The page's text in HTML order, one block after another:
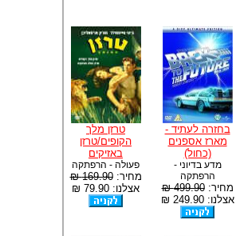
בחזרה לעתיד -
מארז אספנים
(כחול)
מדע בדיוני -
הרפתקה
מחיר:499.90 ₪
אצלנו: 249.90 ₪
טרזן מלך
הקופים/טרזן
באזיקים
פעולה - הרפתקה
מחיר:169.90 ₪
אצלנו: 79.90 ₪